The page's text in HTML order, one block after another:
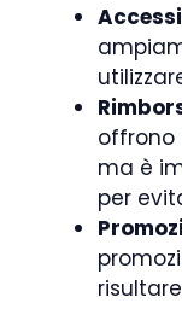
offrono
ma è
per